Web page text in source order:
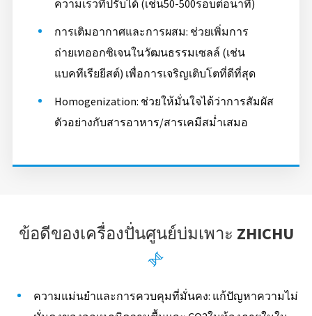
ความเร็วที่ปรับได้ (เช่น50-500รอบต่อนาที)
การเติมอากาศและการผสม: ช่วยเพิ่มการ
ถ่ายเทออกซิเจนในวัฒนธรรมเซลล์ (เช่น
แบคทีเรียยีสต์) เพื่อการเจริญเติบโตที่ดีที่สุด
Homogenization: ช่วยให้มั่นใจได้ว่าการสัมผัส
ตัวอย่างกับสารอาหาร/สารเคมีสม่ำเสมอ
ข้อดีของเครื่องปั่นศูนย์บ่มเพาะ ZHICHU

ความแม่นยำและการควบคุมที่มั่นคง: แก้ปัญหาความไม่